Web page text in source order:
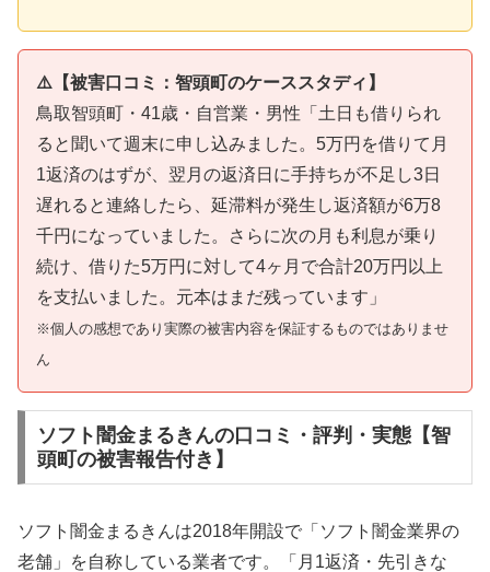
⚠️【被害口コミ：智頭町のケーススタディ】
鳥取智頭町・41歳・自営業・男性「土日も借りられ
ると聞いて週末に申し込みました。5万円を借りて月
1返済のはずが、翌月の返済日に手持ちが不足し3日
遅れると連絡したら、延滞料が発生し返済額が6万8
千円になっていました。さらに次の月も利息が乗り
続け、借りた5万円に対して4ヶ月で合計20万円以上
を支払いました。元本はまだ残っています」
※個人の感想であり実際の被害内容を保証するものではありませ
ん
ソフト闇金まるきんの口コミ・評判・実態【智
頭町の被害報告付き】
ソフト闇金まるきんは2018年開設で「ソフト闇金業界の
老舗」を自称している業者です。「月1返済・先引きな